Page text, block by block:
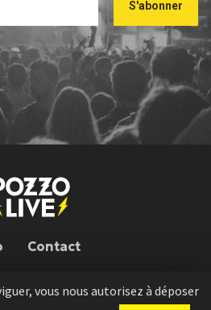
Contact
: Pozzo Team, avec l'aide deBloop
vous nous autorisez à déposer